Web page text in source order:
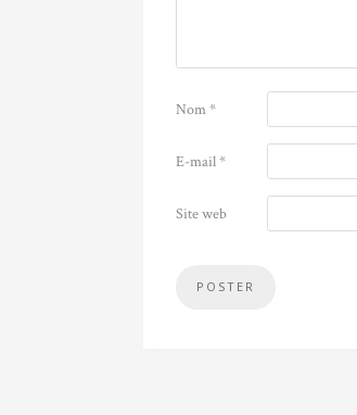
Nom*
E-mail*
Site web